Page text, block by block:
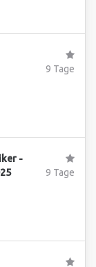
9 Tage
-
9 Tage